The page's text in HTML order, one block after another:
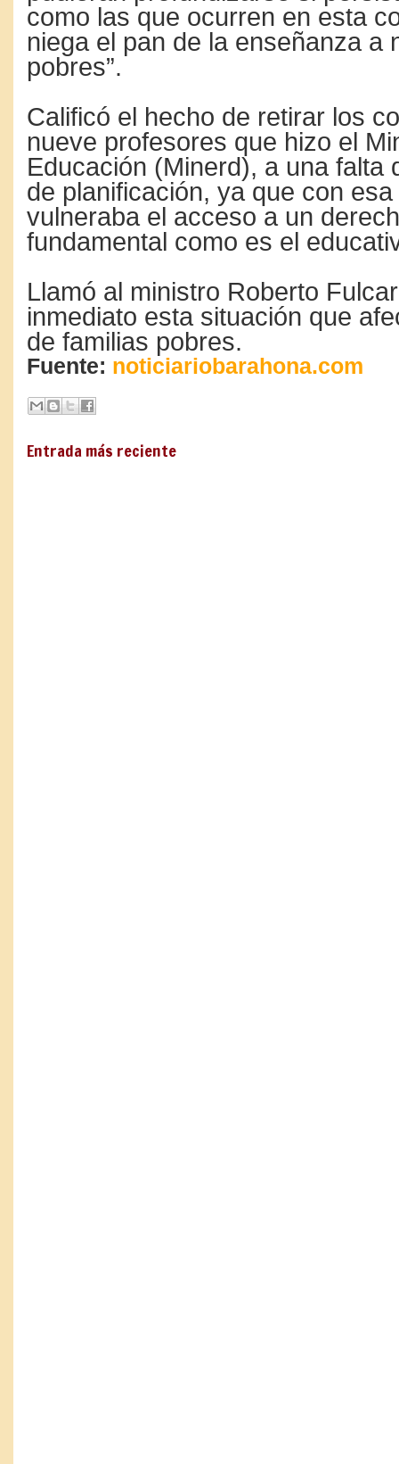
como las que ocurren en esta
niega el pan de la enseñanza a
pobres”.
Calificó el hecho de retirar los
nueve profesores que hizo el
Educación (Minerd), a una falta
de planificación, ya que con
vulneraba el acceso a un
fundamental como es el
Llamó al ministro Roberto
inmediato esta situación que
de familias pobres.
Fuente: noticiariobarahona.com
Entrada más reciente